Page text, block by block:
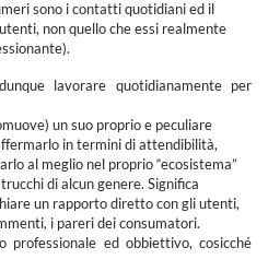
sono i contatti quotidiani ed il
non quello che essi realmente
lavorare quotidianamente per
un suo proprio e peculiare
in termini di attendibilità,
al meglio nel proprio “ecosistema”
di alcun genere. Significa
un rapporto diretto con gli utenti,
i pareri dei consumatori.
professionale ed obbiettivo, cosicché